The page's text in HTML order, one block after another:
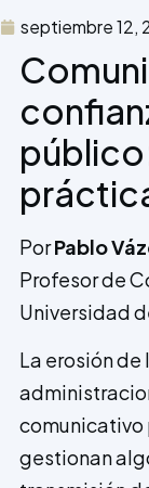
septiembre 12,
PorPablo
Profesor de
Universidad
La erosión
comunicativo
gestionan